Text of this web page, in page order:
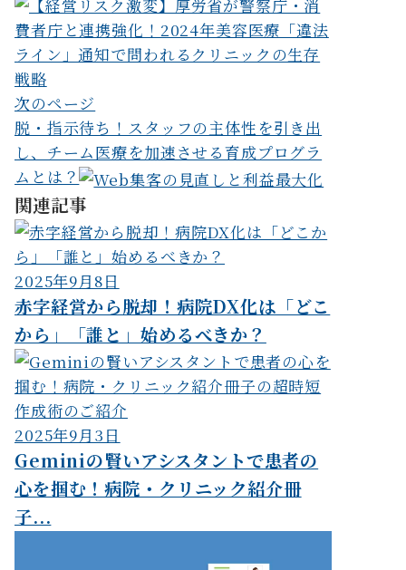
ゲ
ー
シ
ョ
ン
次のページ
脱・指示待ち！スタッフの主体性を引き出
し、チーム医療を加速させる育成プログラ
ムとは？
関連記事
2025年9月8日
赤字経営から脱却！病院DX化は「どこ
から」「誰と」始めるべきか？
2025年9月3日
Geminiの賢いアシスタントで患者の
心を掴む！病院・クリニック紹介冊
子...